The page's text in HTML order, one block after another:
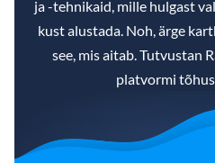
ja -tehnikaid, mille hulgast
kust alustada. Noh, ärge
see, mis aitab. Tutvustan
platvormi